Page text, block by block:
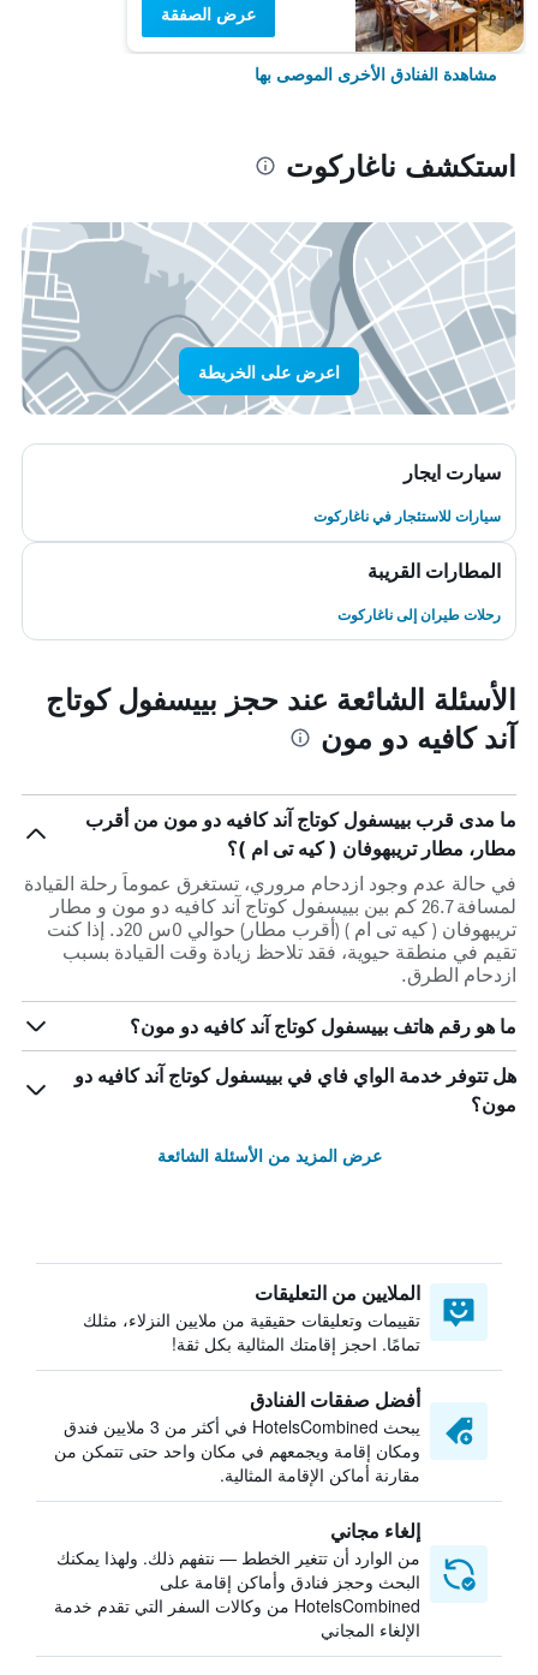
عرض الصفقة
مشاهدة الفنادق الأخرى الموصى بها
استكشف ناغاركوت
اعرض على الخريطة
سيارت ايجار
سيارات للاستئجار في ناغاركوت
المطارات القريبة
رحلات طيران إلى ناغاركوت
الأسئلة الشائعة عند حجز بييسفول كوتاج
آند كافيه دو مون
ما مدى قرب بييسفول كوتاج آند كافيه دو مون من أقرب
مطار، مطار تريبهوفان ( كيه تى ام )؟
في حالة عدم وجود ازدحام مروري، تستغرق عموماً رحلة القيادة
لمسافة 26.7 كم بين بييسفول كوتاج آند كافيه دو مون و مطار
تريبهوفان ( كيه تى ام ) (أقرب مطار) حوالي 0س 20د. إذا كنت
تقيم في منطقة حيوية، فقد تلاحظ زيادة وقت القيادة بسبب
ازدحام الطرق.
ما هو رقم هاتف بييسفول كوتاج آند كافيه دو مون؟
هل تتوفر خدمة الواي فاي في بييسفول كوتاج آند كافيه دو
مون؟
عرض المزيد من الأسئلة الشائعة
الملايين من التعليقات
تقييمات وتعليقات حقيقية من ملايين النزلاء، مثلك
تمامًا. احجز إقامتك المثالية بكل ثقة!
أفضل صفقات الفنادق
يبحث HotelsCombined في أكثر من 3 ملايين فندق
ومكان إقامة ويجمعهم في مكان واحد حتى تتمكن من
مقارنة أماكن الإقامة المثالية.
إلغاء مجاني
من الوارد أن تتغير الخطط — نتفهم ذلك. ولهذا يمكنك
البحث وحجز فنادق وأماكن إقامة على
HotelsCombined من وكالات السفر التي تقدم خدمة
الإلغاء المجاني